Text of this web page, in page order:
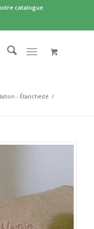
catalogue
- Étanchéité /